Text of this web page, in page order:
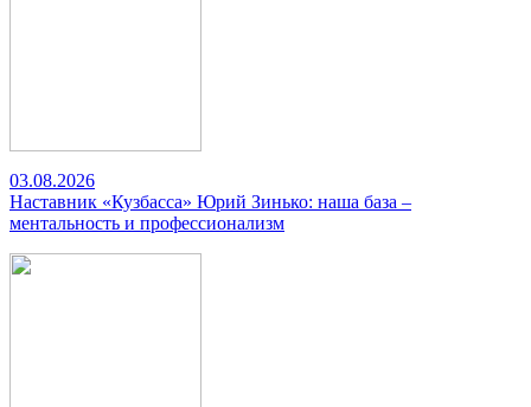
03.08.2026
Наставник «Кузбасса» Юрий Зинько: наша база –
ментальность и профессионализм